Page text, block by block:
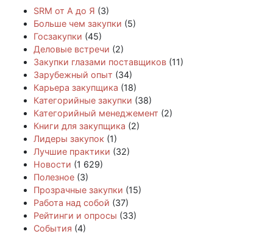
SRM от А до Я (3)
Больше чем закупки (5)
Госзакупки (45)
Деловые встречи (2)
Закупки глазами поставщиков (11)
Зарубежный опыт (34)
Карьера закупщика (18)
Категорийные закупки (38)
Категорийный менеджемент (2)
Книги для закупщика (2)
Лидеры закупок (1)
Лучшие практики (32)
Новости (1 629)
Полезное (3)
Прозрачные закупки (15)
Работа над собой (37)
Рейтинги и опросы (33)
События (4)